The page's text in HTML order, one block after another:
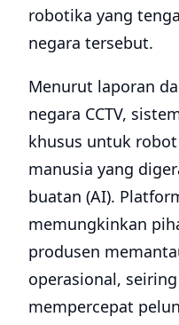
robotika yang
negara tersebut.
Menurut laporan
negara CCTV,
khusus untuk
manusia yang
buatan (AI).
memungkinkan
produsen
operasional,
mempercepat